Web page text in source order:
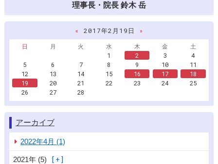
理事長・院長 鈴木 岳
« 2017年2月19日
»
日
月 火 水 木 金
土
1
2 3
4
5
6 7 8 9 10
11
12
13 14 15 16 17
18
19
20 21 22 23 24
25
26
27 28
アーカイブ
2022年4月 (1)
2021年 (5)